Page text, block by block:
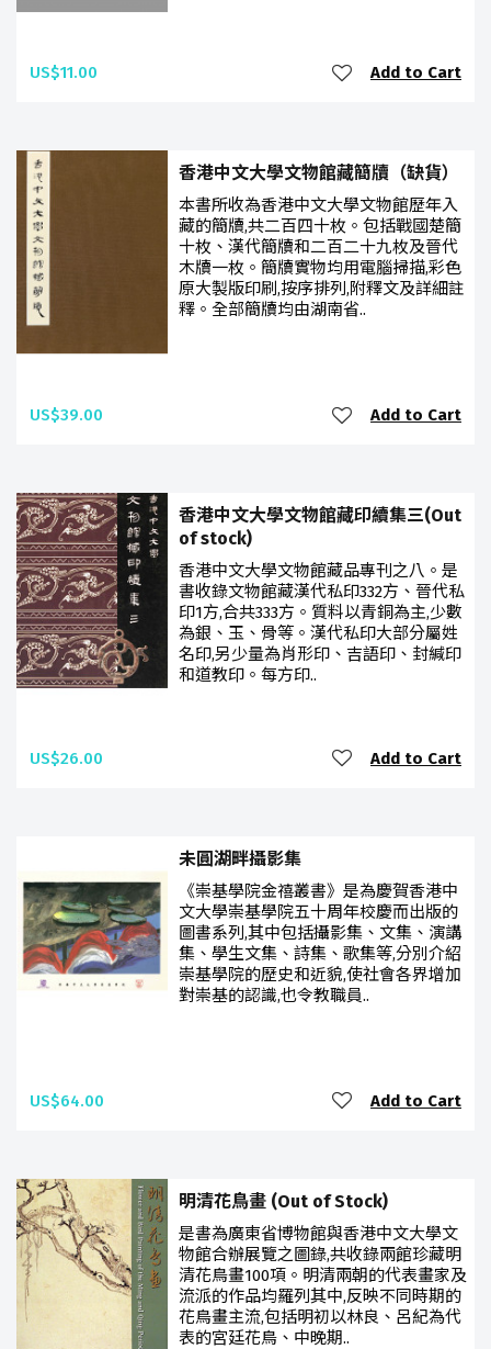
US$11.00 Add to Cart
香港中文大學文物館藏簡牘（缺貨）
本書所收為香港中文大學文物館歷年入
藏的簡牘,共二百四十枚。包括戰國楚簡
十枚、漢代簡牘和二百二十九枚及晉代
木牘一枚。簡牘實物均用電腦掃描,彩色
原大製版印刷,按序排列,附釋文及詳細註
釋。全部簡牘均由湖南省..
US$39.00 Add to Cart
香港中文大學文物館藏印續集三(Out
of stock)
香港中文大學文物館藏品專刊之八。是
書收錄文物館藏漢代私印332方、晉代私
印1方,合共333方。質料以青銅為主,少數
為銀、玉、骨等。漢代私印大部分屬姓
名印,另少量為肖形印、吉語印、封緘印
和道教印。每方印..
US$26.00 Add to Cart
未圓湖畔攝影集
《崇基學院金禧叢書》是為慶賀香港中
文大學崇基學院五十周年校慶而出版的
圖書系列,其中包括攝影集、文集、演講
集、學生文集、詩集、歌集等,分別介紹
崇基學院的歷史和近貌,使社會各界增加
對崇基的認識,也令教職員..
US$64.00 Add to Cart
明清花鳥畫 (Out of Stock)
是書為廣東省博物館與香港中文大學文
物館合辦展覽之圖錄,共收錄兩館珍藏明
清花鳥畫100項。明清兩朝的代表畫家及
流派的作品均羅列其中,反映不同時期的
花鳥畫主流,包括明初以林良、呂紀為代
表的宮廷花鳥、中晚期..